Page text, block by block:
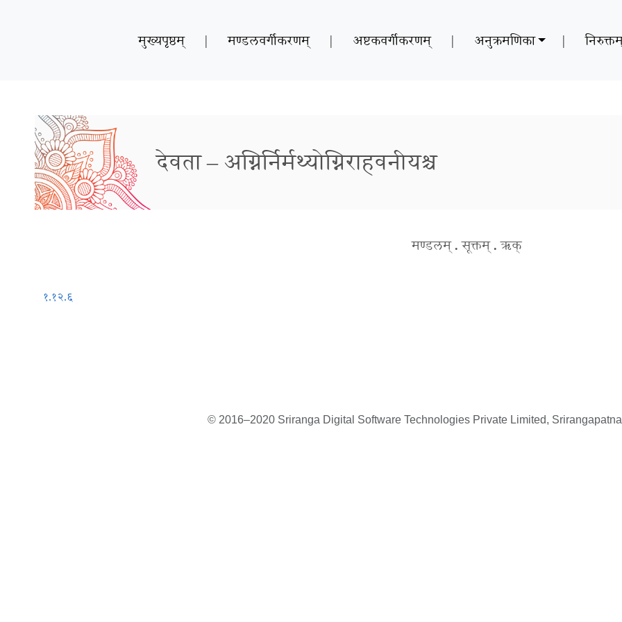
मुख्यपृष्ठम् | मण्डलवर्गीकरणम् | अष्टकवर्गीकरणम् | अनुक्रमणिका |
देवता – अग्निर्निर्मथ्योग्निराहवनीयश्च
मण्डलम् . सूक्तम् . ऋक्
१.१२.६
© 2016–2020 Sriranga Digital Software Technologies Private Limited,